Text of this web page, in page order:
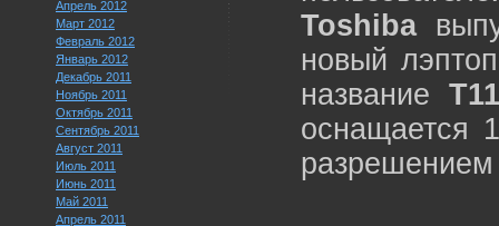
Апрель 2012
Март 2012
Февраль 2012
Январь 2012
Декабрь 2011
Ноябрь 2011
Октябрь 2011
Сентябрь 2011
Август 2011
Июль 2011
Июнь 2011
Май 2011
Апрель 2011
Toshiba
новый
название
оснащается